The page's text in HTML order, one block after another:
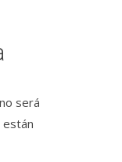
será
están